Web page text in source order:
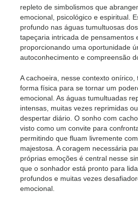
repleto de simbolismos que
emocional, psicológico e espiritual.
profundo nas águas tumultuosas
tapeçaria intricada de pensamentos
proporcionando uma oportunidade
autoconhecimento e compreensão
A cachoeira, nesse contexto onírico,
forma física para se tornar um
emocional. As águas tumultuadas
intensas, muitas vezes reprimidas
despertar diário. O sonho com
visto como um convite para
permitindo que fluam livremente
majestosa. A coragem necessária
próprias emoções é central nesse
que o sonhador está pronto para
profundos e muitas vezes
emocional.